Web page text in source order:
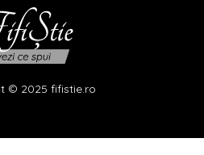
© 2025 fifistie.ro